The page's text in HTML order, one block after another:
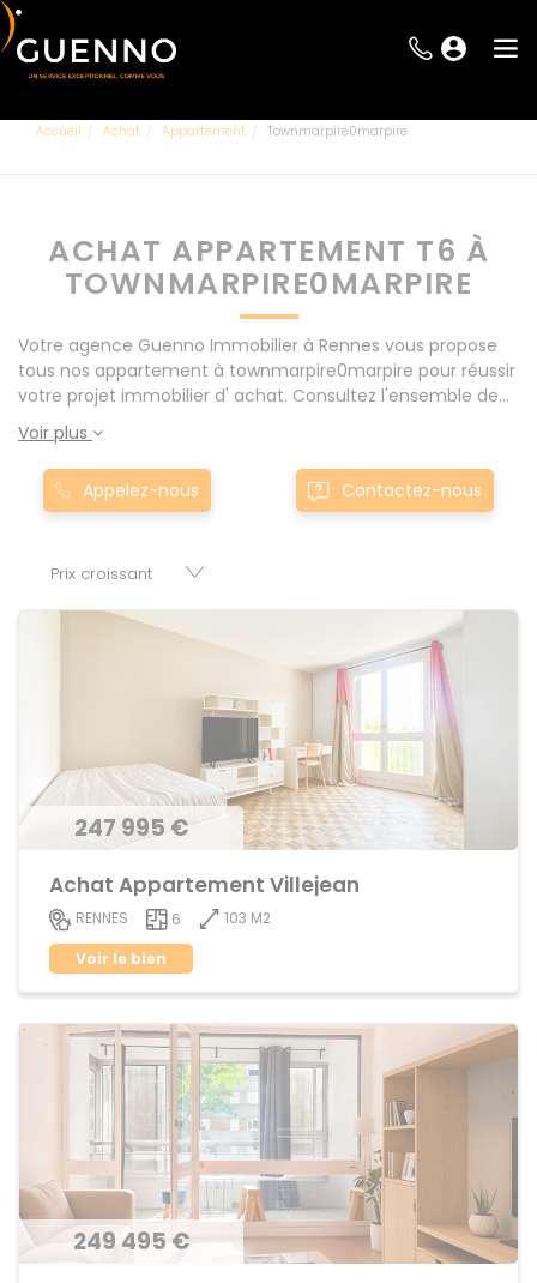
Accueil Achat Appartement Townmarpire0marpire
ACHAT APPARTEMENT T6 À
TOWNMARPIRE0MARPIRE
Votre agence Guenno Immobilier à Rennes vous propose
tous nos appartement à townmarpire0marpire pour réussir
votre projet immobilier d' achat. Consultez l'ensemble de
nos offres à Rennes mais également aux alentours : Le
Rheu, Pacé, Montgermont... Nos appartement T6 à
townmarpire0marpire sont proposés au meilleur prix du
marché pour permettre au plus grand nombre de réussir
appartements, maisons, immeubles, terrains et murs.
Voir plus
Appelez-nous Contactez-nous
247 995 €
Achat Appartement Villejean
RENNES 6
103 M2
Voir le bien
249 495 €